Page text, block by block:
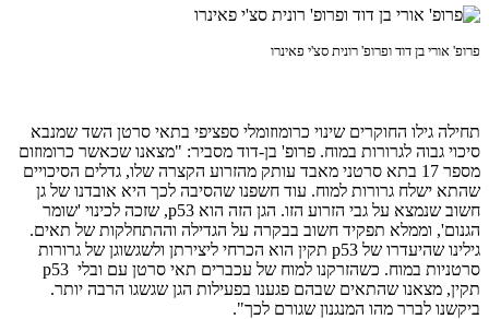
פרופ' אורי בן דוד ופרופ' רונית סצ'י פאינרו
תחילה גילו החוקרים שינוי כרומוזומלי ספציפי בתאי סרטן השד שמנבא
סיכוי גבוה לגרורות במוח. פרופ' בן-דוד מסביר: "מצאנו שכאשר כרומוזום
מספר 17 בתא סרטני מאבד עותק מהזרוע הקצרה שלו, גדלים הסיכויים
שהתא ישלח גרורות למוח. עוד חשפנו שהסיבה לכך היא אובדנו של גן
חשוב שנמצא על גבי הזרוע הזו. הגן הזה הוא p53, שזכה לכינוי 'שומר
הגנום', וממלא תפקיד חשוב בבקרה על הגדילה וההתחלקות של תאים.
גילינו שהיעדרו של p53 תקין הוא הכרחי ליצירתן ולשגשוגן של גרורות
סרטניות במוח. כשהזרקנו למוח של עכברים תאי סרטן עם ובלי p53
תקין, מצאנו שהתאים שבהם פגענו בפעילות הגן שגשגו הרבה יותר.
ביקשנו לברר מהו המנגנון שגורם לכך".